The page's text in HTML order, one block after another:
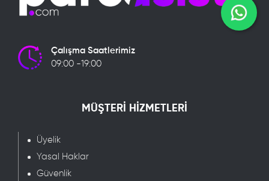
Çalışma Saatlerimiz
09:00 -19:00
MÜŞTERİ HİZMETLERİ
Üyelik
Yasal Haklar
Güvenlik